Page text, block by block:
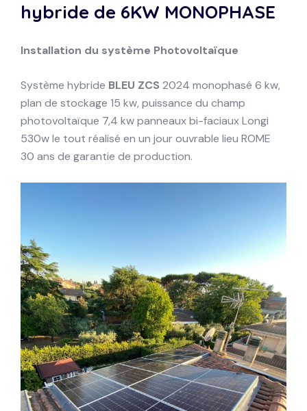
hybride de 6KW MONOPHASE
Installation du système Photovoltaïque
Système hybride BLEU ZCS 2024 monophasé 6 kw,
plan de stockage 15 kw, puissance du champ
photovoltaïque 7,4 kw panneaux bi-faciaux Longi
530w le tout réalisé en un jour ouvrable lieu ROME
30 ans de garantie de production.